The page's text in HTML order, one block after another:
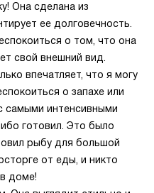
Она сделана из
ее долговечность.
о том, что она
свой внешний вид.
впечатляет, что я могу
о запахе или
самыми интенсивными
готовил. Это было
рыбу для большой
от еды, и никто
доме!